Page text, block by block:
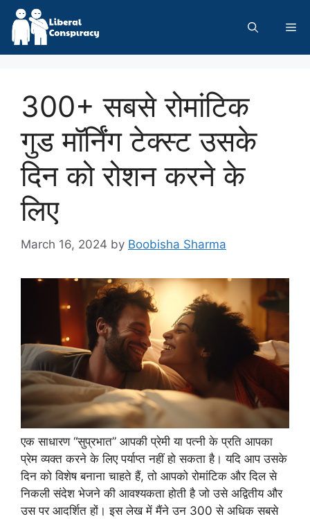
Skip
content
300+ सबसे रोमांटिक
गुड मॉर्निंग टेक्स्ट उसके
दिन को रोशन करने के
लिए
March 16, 2024 by Boobisha Sharma
एक साधारण “सुप्रभात” आपकी प्रेमी या पत्नी के प्रति आपका
प्रेम व्यक्त करने के लिए पर्याप्त नहीं हो सकता है। यदि आप उसके
दिन को विशेष बनाना चाहते हैं, तो आपको रोमांटिक और दिल से
निकली संदेश भेजने की आवश्यकता होती है जो उसे अद्वितीय और
उस पर आदर्शित हों। इस लेख में मैंने उन 300 से अधिक सबसे